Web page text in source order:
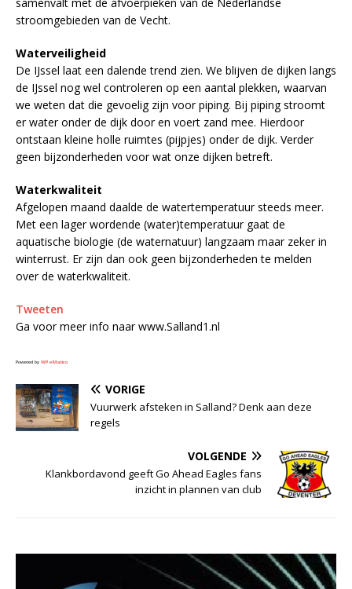
stroomgebieden van de Vecht.
Waterveiligheid
De IJssel laat een dalende trend zien. We blijven de dijken langs
de IJssel nog wel controleren op een aantal plekken, waarvan
we weten dat die gevoelig zijn voor piping. Bij piping stroomt
er water onder de dijk door en voert zand mee. Hierdoor
ontstaan kleine holle ruimtes (pijpjes) onder de dijk. Verder
geen bijzonderheden voor wat onze dijken betreft.
Waterkwaliteit
Afgelopen maand daalde de watertemperatuur steeds meer.
Met een lager wordende (water)temperatuur gaat de
aquatische biologie (de waternatuur) langzaam maar zeker in
winterrust. Er zijn dan ook geen bijzonderheden te melden
over de waterkwaliteit.
Tweeten
Ga voor meer info naar www.Salland1.nl
Powered by WPeMatico
VORIGE
Vuurwerk afsteken in Salland? Denk aan deze
regels
VOLGENDE
Klankbordavond geeft Go Ahead Eagles fans
inzicht in plannen van club